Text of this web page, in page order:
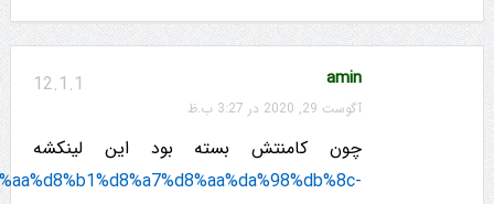
12.1.1 amin
آگوست 29, 2020 در 3:27 ب.ظ
چون کامنتش بسته بود این لینکشه